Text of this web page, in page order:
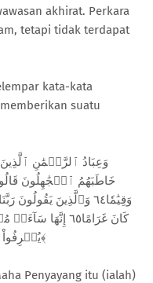
akhirat. Perkara
tetapi tidak terdapat
kata-kata
suatu
وَقِيَٰمٗا٦٤ وَٱلَّذِينَ
يُسۡرِفُواْ وَلَمۡ يَقۡتُرُواْ وَكَانَ بَيۡنَ ذَٰلِكَ قَوَامٗا٦٧﴾
Penyayang itu (ialah)